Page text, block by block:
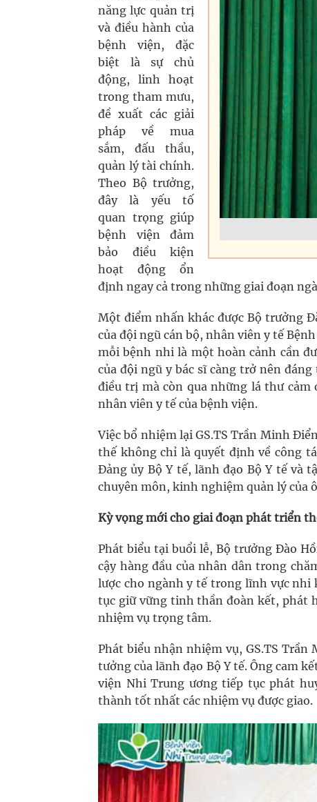
năng lực quản trị
và điều hành của
bệnh viện, đặc
biệt là sự chủ
động, linh hoạt
trong tham mưu,
đề xuất các giải
pháp về mua
sắm, đấu thầu,
quản lý tài chính.
Theo Bộ trưởng,
đây là yếu tố
quan trọng giúp
bệnh viện đảm
bảo điều kiện
hoạt động ổn
định ngay cả trong những giai đoạn
Một điểm nhấn khác được Bộ trưởng
của đội ngũ cán bộ, nhân viên y tế
mỗi bệnh nhi là một hoàn cảnh cần
của đội ngũ y bác sĩ càng trở nên
điều trị mà còn qua những lá thư
nhân viên y tế của bệnh viện.
Việc bổ nhiệm lại GS.TS Trần Minh
thế không chỉ là quyết định về công
Đảng ủy Bộ Y tế, lãnh đạo Bộ Y tế và
chuyên môn, kinh nghiệm quản lý của
Kỳ vọng mới cho giai đoạn phát triển
Phát biểu tại buổi lễ, Bộ trưởng Đào
cậy hàng đầu của nhân dân trong
lược cho ngành y tế trong lĩnh vực
tục giữ vững tinh thần đoàn kết, phát
nhiệm vụ trọng tâm.
Phát biểu nhận nhiệm vụ, GS.TS
tưởng của lãnh đạo Bộ Y tế. Ông cam
viện Nhi Trung ương tiếp tục phát
thành tốt nhất các nhiệm vụ được giao.